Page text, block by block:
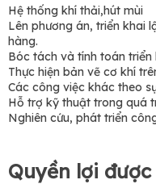
Hệ thống khí thải,hút mùi
Lên phương án, triển khai
hàng.
Bóc tách và tính toán triển
Thực hiện bản vẽ cơ khí
Các công việc khác theo
Hỗ trợ kỹ thuật trong quá
Nghiên cứu, phát triển
Quyền lợi